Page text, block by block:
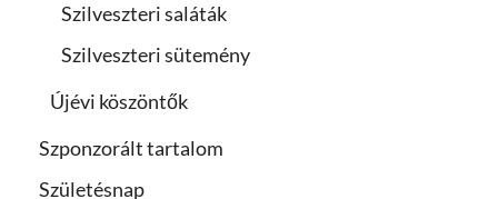
Szilveszteri saláták
Szilveszteri sütemény
Újévi köszöntők
Szponzorált tartalom
Születésnap